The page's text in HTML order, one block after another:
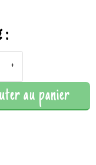
:
+
au panier